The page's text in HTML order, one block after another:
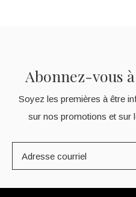
Abonnez-vous
Soyez les premières à être
sur nos promotions et sur